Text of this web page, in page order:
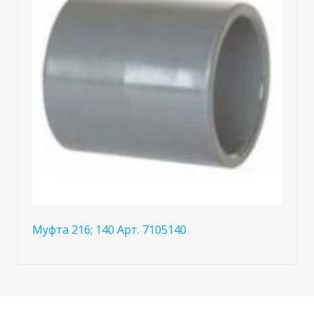
Муфта 216; 140 Арт. 7105140